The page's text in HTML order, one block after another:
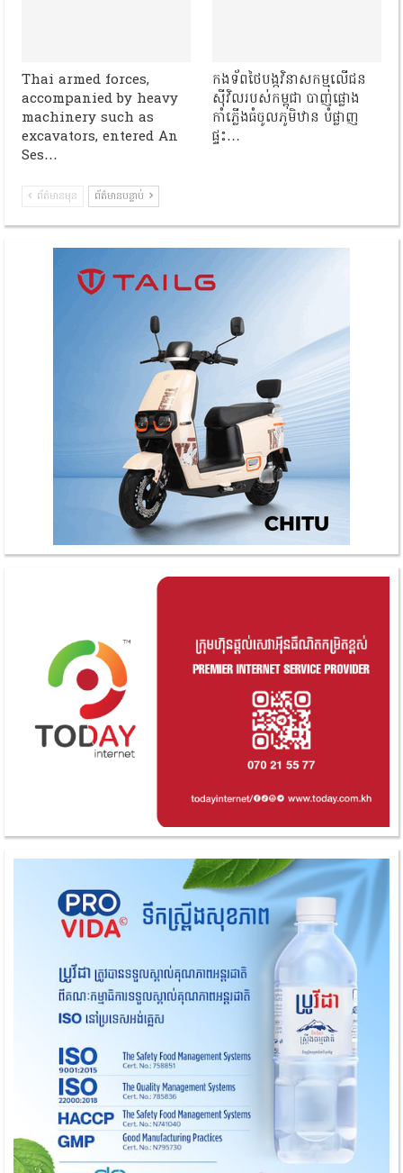
Thai armed forces,
accompanied by heavy
machinery such as
excavators, entered An
Ses…
កងទ័ពថៃបង្កវិនាសកម្មលើជន
ស៊ីវិលរបស់កម្ពុជា បាញ់ផ្លោង
កាំភ្លើងធំចូលភូមិឋាន បំផ្លាញ
ផ្ទះ…
ព័ត៌មានមុន ព័ត៌មានបន្ទាប់